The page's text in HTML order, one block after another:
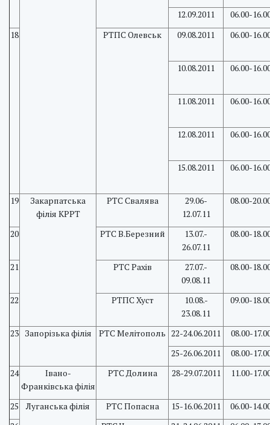
12.09.2011
06.00-
18
РТПС Олевськ 09.08.2011 06.00-
10.08.2011 06.00-
11.08.2011 06.00-
12.08.2011 06.00-
15.08.2011 06.00-
19
Закарпатська
філія КРРТ
PTC Свалява
29.06-
12.07.11
08.00-
20 РТС В.Березний
13.07.-
26.07.11
08.00-
21 РТС Рахів
27.07.-
09.08.11
08.00-
22 РТПС Хуст
10.08.-
23.08.11
09.00-
23 Запорізька філія РТС Мелітополь 22-24.06.2011
08.00-
25-26.06.2011
08.00-
24
Івано-
Франківська філія
РТС Долина 28-29.07.2011 11.00-
25 Луганська філія РТС Попасна 15-16.06.2011
06.00-